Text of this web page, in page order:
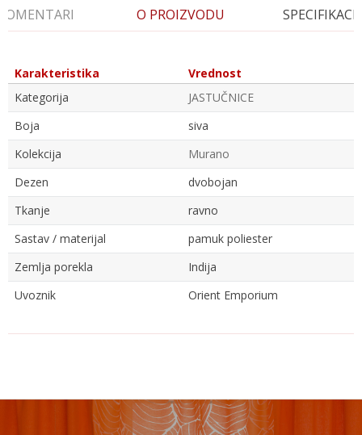
O PROIZVODU
Karakteristika
Vrednost
Kategorija
JASTUČNICE
Boja
siva
Kolekcija
Murano
Dezen
dvobojan
Tkanje
ravno
Sastav / materijal
pamuk poliester
Zemlja porekla
Indija
Uvoznik
Orient Emporium